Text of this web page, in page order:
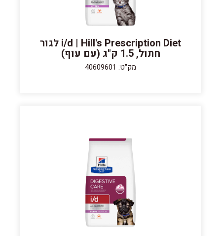
i/d | Hill's Prescription Diet לגור
חתול, 1.5 ק"ג (עם עוף)
מק"ט: 40609601